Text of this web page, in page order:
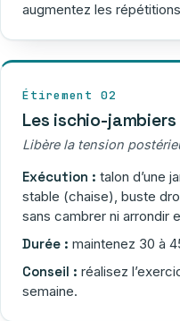
augmentez les
Étirement 02
Les ischio-jambiers
Libère la tension
Exécution : talon d’une
stable (chaise), buste
sans cambrer ni arrondir
Durée : maintenez 30 à
Conseil : réalisez
semaine.